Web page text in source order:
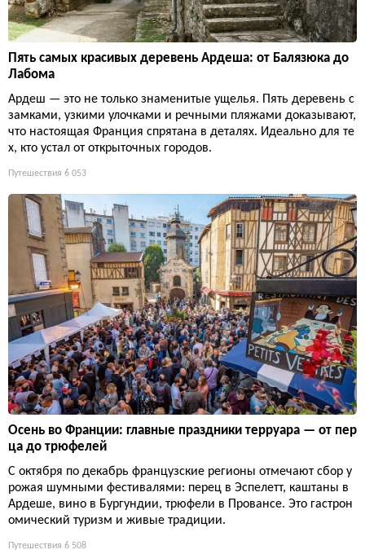
Пять самых красивых деревень Ардеша: от Балязюка до
Лабома
Ардеш — это не только знаменитые ущелья. Пять деревень с
замками, узкими улочками и речными пляжами доказывают,
что настоящая Франция спрятана в деталях. Идеально для те
х, кто устал от открыточных городов.
Путешествия 6 053
Осень во Франции: главные праздники терруара — от пер
ца до трюфелей
С октября по декабрь французские регионы отмечают сбор у
рожая шумными фестивалями: перец в Эспелетт, каштаны в
Ардеше, вино в Бургундии, трюфели в Провансе. Это гастрон
омический туризм и живые традиции.
Путешествия 6 508